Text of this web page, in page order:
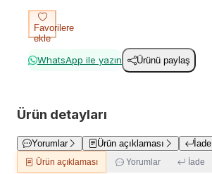
Favorilere
ekle
WhatsApp ile yazın Ürünü paylaş
Ürün detayları
Yorumlar Ürün açıklaması İade
Ürün açıklaması Yorumlar İade